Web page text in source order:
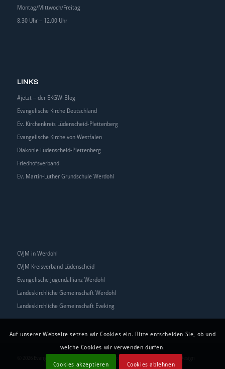
Montag/Mittwoch/Freitag
8.30 Uhr – 12.00 Uhr
LINKS
#jetzt – der EKGW-Blog
Evangelische Kirche Deutschland
Ev. Kirchenkreis Lüdenscheid-Plettenberg
Evangelische Kirche von Westfalen
Diakonie Lüdenscheid-Plettenberg
Friedhofsverband
Ev. Martin-Luther Grundschule Werdohl
CVJM in Werdohl
CVJM Kreisverband Lüdenscheid
Evangelische Jugendallianz Werdohl
Landeskirchliche Gemeinschaft Werdohl
Landeskirchliche Gemeinschaft Eveking
© 2026 Evangelische Kirchengemeinde Werdohl | Realisierung:
EMANDU Design
Auf unserer Webseite setzen wir Cookies ein. Bitte entscheiden Sie, ob und
welche Cookies wir verwenden dürfen.
Cookies akzeptieren Cookies ablehnen